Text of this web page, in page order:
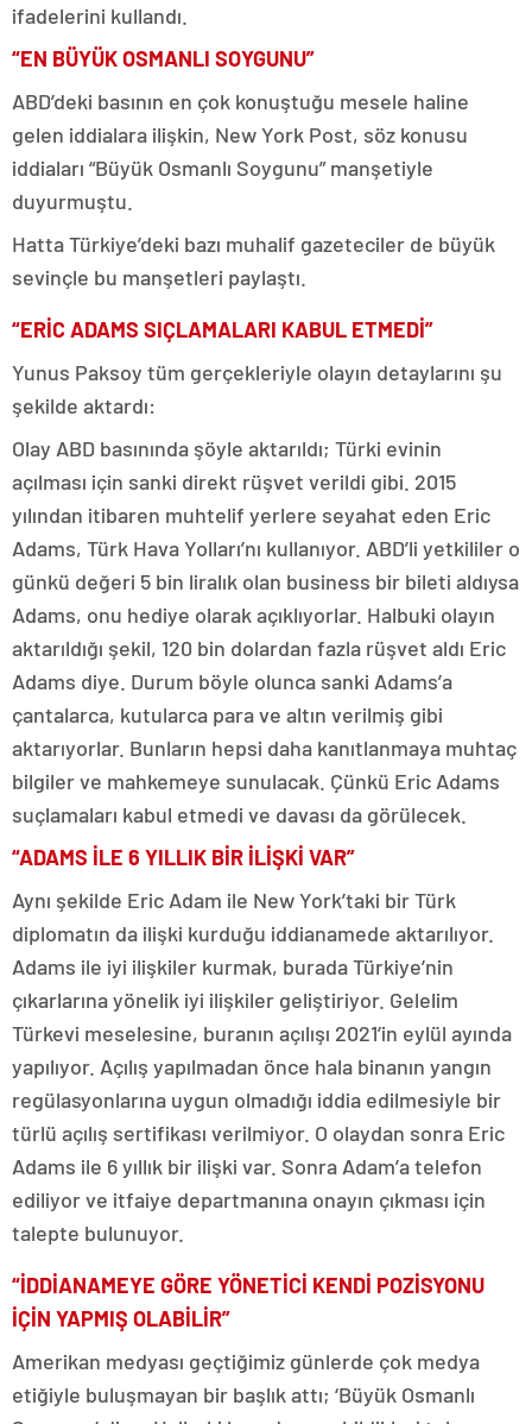
ifadelerini kullandı.
“EN BÜYÜK OSMANLI SOYGUNU”
ABD’deki basının en çok konuştuğu mesele haline
gelen iddialara ilişkin, New York Post, söz konusu
iddiaları “Büyük Osmanlı Soygunu” manşetiyle
duyurmuştu.
Hatta Türkiye’deki bazı muhalif gazeteciler de büyük
sevinçle bu manşetleri paylaştı.
“ERİC ADAMS SIÇLAMALARI KABUL ETMEDİ”
Yunus Paksoy tüm gerçekleriyle olayın detaylarını şu
şekilde aktardı:
Olay ABD basınında şöyle aktarıldı; Türki evinin
açılması için sanki direkt rüşvet verildi gibi. 2015
yılından itibaren muhtelif yerlere seyahat eden Eric
Adams, Türk Hava Yolları’nı kullanıyor. ABD’li yetkililer o
günkü değeri 5 bin liralık olan business bir bileti aldıysa
Adams, onu hediye olarak açıklıyorlar. Halbuki olayın
aktarıldığı şekil, 120 bin dolardan fazla rüşvet aldı Eric
Adams diye. Durum böyle olunca sanki Adams’a
çantalarca, kutularca para ve altın verilmiş gibi
aktarıyorlar. Bunların hepsi daha kanıtlanmaya muhtaç
bilgiler ve mahkemeye sunulacak. Çünkü Eric Adams
suçlamaları kabul etmedi ve davası da görülecek.
“ADAMS İLE 6 YILLIK BİR İLİŞKİ VAR”
Aynı şekilde Eric Adam ile New York’taki bir Türk
diplomatın da ilişki kurduğu iddianamede aktarılıyor.
Adams ile iyi ilişkiler kurmak, burada Türkiye’nin
çıkarlarına yönelik iyi ilişkiler geliştiriyor. Gelelim
Türkevi meselesine, buranın açılışı 2021’in eylül ayında
yapılıyor. Açılış yapılmadan önce hala binanın yangın
regülasyonlarına uygun olmadığı iddia edilmesiyle bir
türlü açılış sertifikası verilmiyor. O olaydan sonra Eric
Adams ile 6 yıllık bir ilişki var. Sonra Adam’a telefon
ediliyor ve itfaiye departmanına onayın çıkması için
talepte bulunuyor.
“İDDİANAMEYE GÖRE YÖNETİCİ KENDİ POZİSYONU
İÇİN YAPMIŞ OLABİLİR”
Amerikan medyası geçtiğimiz günlerde çok medya
etiğiyle buluşmayan bir başlık attı; ‘Büyük Osmanlı